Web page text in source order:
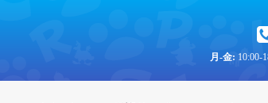
月-金: 10:00-